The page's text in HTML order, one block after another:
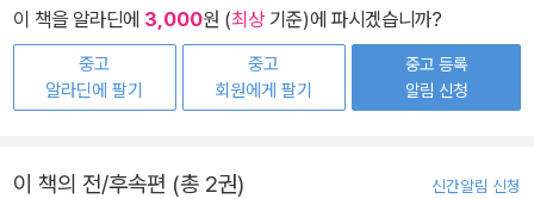
이 책을 알라딘에 3,000원 (최상기준)에 파시겠습니까?
중고
알라딘에 팔기
중고
회원에게 팔기
중고 등록
알림 신청
이 책의 전/후속편 (총 2권) 신간알림 신청